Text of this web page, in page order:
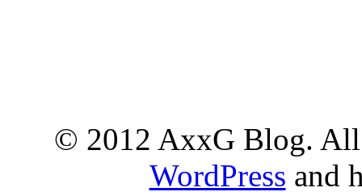
© 2012 AxxG Blog. All
WordPress and